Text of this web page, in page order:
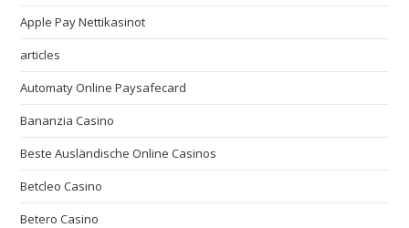
Apple Pay Nettikasinot
articles
Automaty Online Paysafecard
Bananzia Casino
Beste Ausländische Online Casinos
Betcleo Casino
Betero Casino